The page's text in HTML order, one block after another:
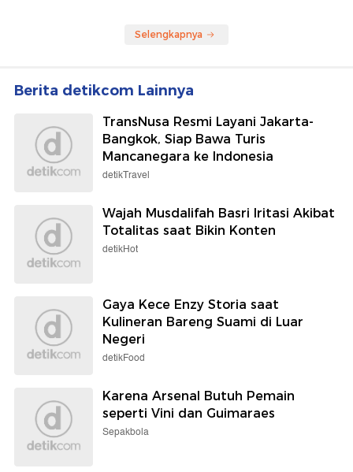
Selengkapnya
Berita detikcom Lainnya
TransNusa Resmi Layani Jakarta-
Bangkok, Siap Bawa Turis
Mancanegara ke Indonesia
detikTravel
Wajah Musdalifah Basri Iritasi Akibat
Totalitas saat Bikin Konten
detikHot
Gaya Kece Enzy Storia saat
Kulineran Bareng Suami di Luar
Negeri
detikFood
Karena Arsenal Butuh Pemain
seperti Vini dan Guimaraes
Sepakbola